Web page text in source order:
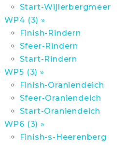
Start-Wijlerbergmeer
WP4 (3) »
Finish-Rindern
Sfeer-Rindern
Start-Rindern
WP5 (3) »
Finish-Oraniendeich
Sfeer-Oraniendeich
Start-Oraniendeich
WP6 (3) »
Finish-s-Heerenberg